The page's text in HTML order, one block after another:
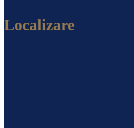
Localizare